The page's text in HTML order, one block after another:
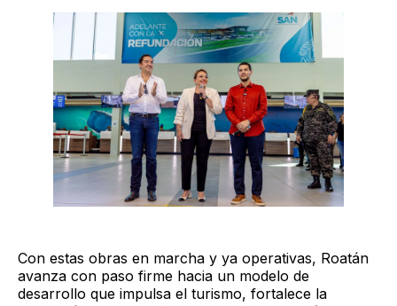
Con estas obras en marcha y ya operativas, Roatán
avanza con paso firme hacia un modelo de
desarrollo que impulsa el turismo, fortalece la